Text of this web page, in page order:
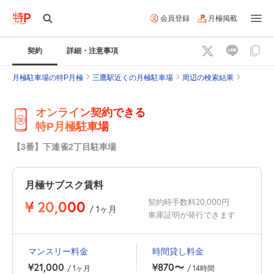
会員登録 月極掲載
契約 詳細・注意事項
月極駐車場の特P月極 三鷹駅近くの月極駐車場 周辺の検索結果
オンライン契約できる
特P月極駐車場
【3番】下連雀2丁目駐車場
月極サブスク賃料
¥ 20,000 / 1ヶ月
契約時手数料20,000円
車庫証明が発行できます
マンスリー料金
¥21,000 / 1ヶ月
時間貸し料金
¥870〜 / 14時間